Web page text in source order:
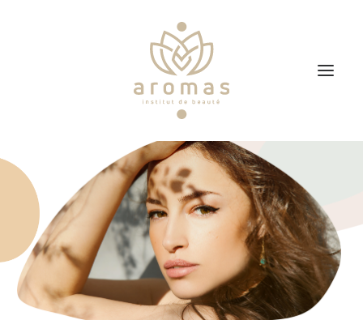
Soins
Je veux faire un bon cadeau
Plan d’accès
Prendre RDV